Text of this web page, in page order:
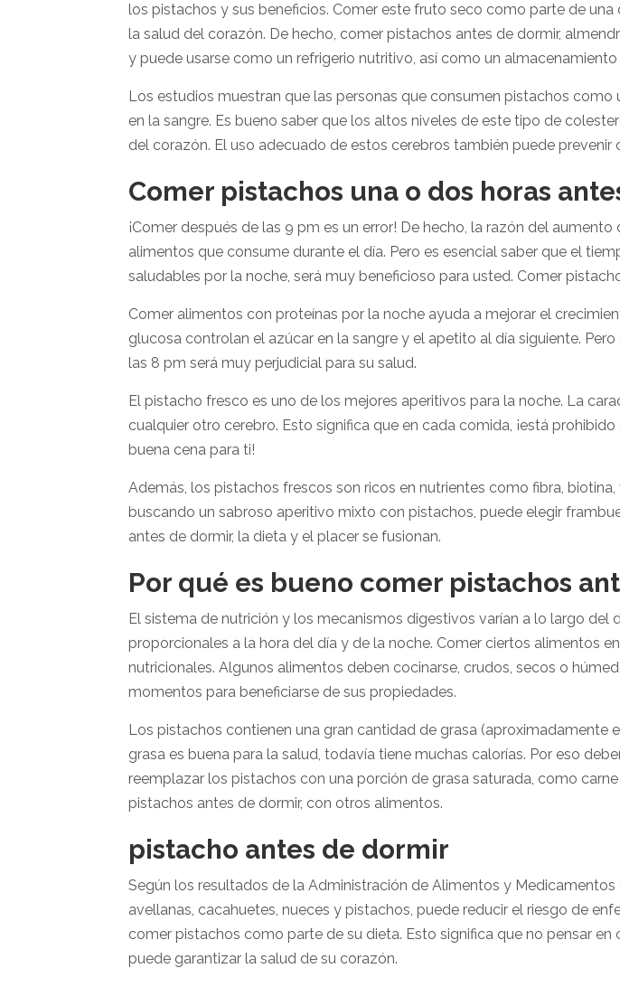
los pistachos y sus beneficios. Comer este fruto seco como parte de
la salud del corazón. De hecho, comer pistachos antes de dormir,
y puede usarse como un refrigerio nutritivo, así como un
Los estudios muestran que las personas que consumen pistachos
en la sangre. Es bueno saber que los altos niveles de este tipo de
del corazón. El uso adecuado de estos cerebros también puede
Comer pistachos una o dos horas
¡Comer después de las 9 pm es un error! De hecho, la razón del
alimentos que consume durante el día. Pero es esencial saber que el
saludables por la noche, será muy beneficioso para usted. Comer
Comer alimentos con proteínas por la noche ayuda a mejorar el
glucosa controlan el azúcar en la sangre y el apetito al día siguiente.
las 8 pm será muy perjudicial para su salud.
El pistacho fresco es uno de los mejores aperitivos para la noche. La
cualquier otro cerebro. Esto significa que en cada comida, ¡está
buena cena para ti!
Además, los pistachos frescos son ricos en nutrientes como fibra,
buscando un sabroso aperitivo mixto con pistachos, puede elegir
antes de dormir, la dieta y el placer se fusionan.
Por qué es bueno comer pistachos
El sistema de nutrición y los mecanismos digestivos varían a lo largo
proporcionales a la hora del día y de la noche. Comer ciertos alimentos
nutricionales. Algunos alimentos deben cocinarse, crudos, secos o
momentos para beneficiarse de sus propiedades.
Los pistachos contienen una gran cantidad de grasa (aproximadamente
grasa es buena para la salud, todavía tiene muchas calorías. Por eso
reemplazar los pistachos con una porción de grasa saturada, como
pistachos antes de dormir, con otros alimentos.
pistacho antes de dormir
Según los resultados de la Administración de Alimentos y
avellanas, cacahuetes, nueces y pistachos, puede reducir el riesgo de
comer pistachos como parte de su dieta. Esto significa que no pensar
puede garantizar la salud de su corazón.